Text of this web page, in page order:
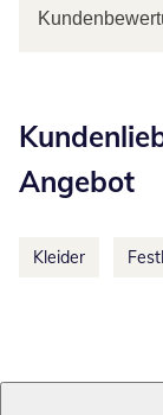
Angebot
Kleider